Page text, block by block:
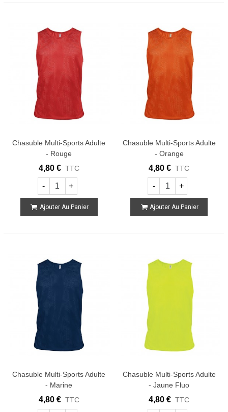
Chasuble Multi-Sports Adulte
- Rouge
4,80 € TTC
- +
Ajouter Au Panier
Chasuble Multi-Sports Adulte
- Orange
4,80 € TTC
- +
Ajouter Au Panier
Chasuble Multi-Sports Adulte
- Marine
4,80 € TTC
Chasuble Multi-Sports Adulte
- Jaune Fluo
4,80 € TTC